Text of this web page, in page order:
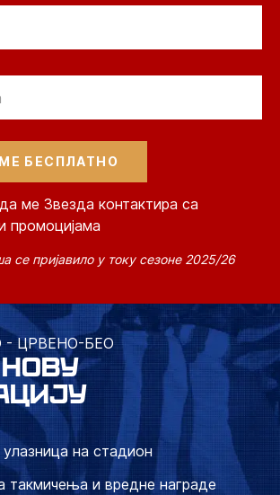
ме Звезда контактира са
промоцијама
се пријавило у току сезоне 2025/26
- ЦРВЕНО-БЕО
на стадион
такмичења и вредне награде